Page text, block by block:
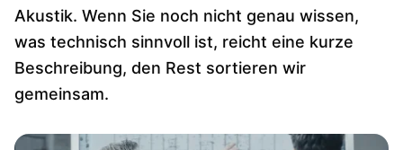
Akustik. Wenn Sie noch nicht genau wissen,
was technisch sinnvoll ist, reicht eine kurze
Beschreibung, den Rest sortieren wir
gemeinsam.